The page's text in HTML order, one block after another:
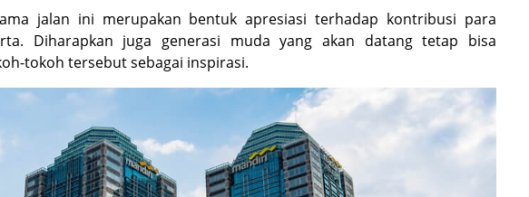
jalan ini merupakan bentuk apresiasi terhadap kontribusi para
Diharapkan juga generasi muda yang akan datang tetap bisa
tokoh tersebut sebagai inspirasi.